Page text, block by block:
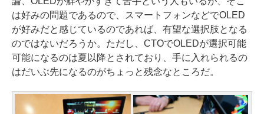
は好みの問題であるので、スマートフォンなどでOLED
が好みだと感じているのであれば、有望な選択肢となる
のではないだろうか。ただし、CTOでOLEDが選択可能
可能になるのは夏以降とされており、手に入れられるの
はだいぶ先になるのがちょっと残念なところだ。